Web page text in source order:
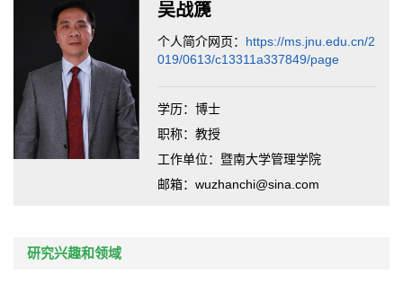
吴战篪
个人简介网页： https://ms.jnu.edu.cn/2
019/0613/c13311a337849/page
学历：博士
职称：教授
工作单位：暨南大学管理学院
邮箱：wuzhanchi@sina.com
研究兴趣和领域